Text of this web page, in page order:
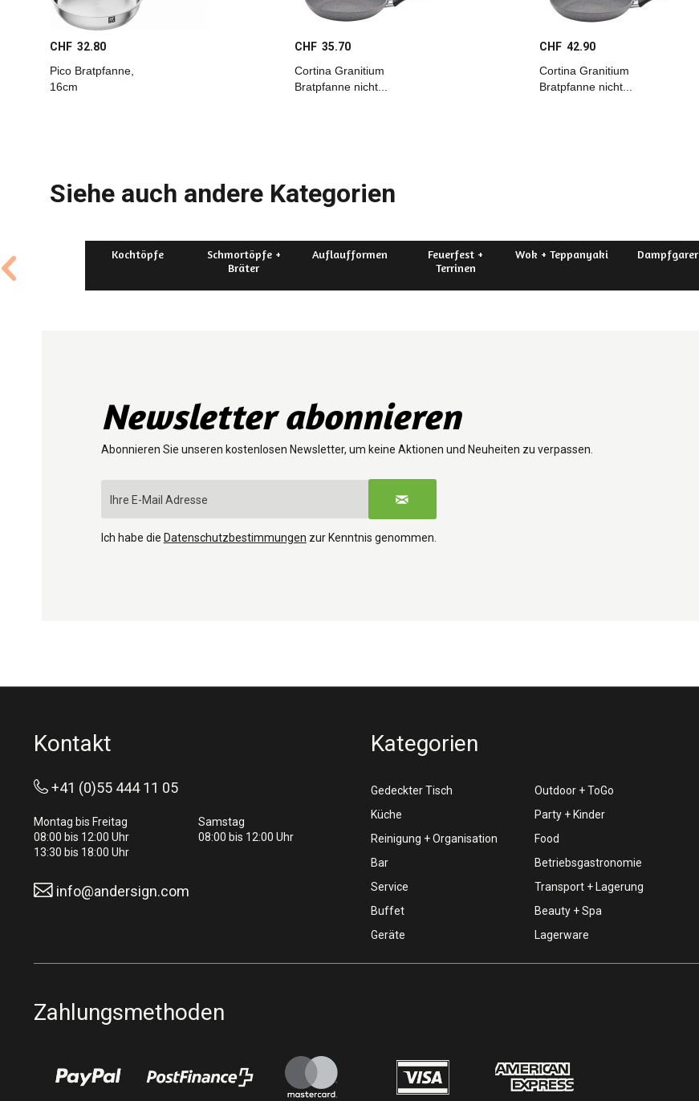
CHF 32.80
Pico Bratpfanne,
16cm
CHF 35.70
Cortina Granitium
Bratpfanne nicht...
CHF 42.90
Cortina Granitium
Bratpfanne nicht...
Siehe auch andere Kategorien
Kochtöpfe
Schmortöpfe +
Bräter
Auflaufformen
Feuerfest +
Terrinen
Wok + Teppanyaki Dampfgarer
Newsletter abonnieren
Abonnieren Sie unseren kostenlosen Newsletter, um keine Aktionen und Neuheiten zu verpassen.
Ich habe die Datenschutzbestimmungen zur Kenntnis genommen.
Kontakt
+41 (0)55 444 11 05
Montag bis Freitag
08:00 bis 12:00 Uhr
13:30 bis 18:00 Uhr
Samstag
08:00 bis 12:00 Uhr
info@andersign.com
Kategorien
Gedeckter Tisch
Outdoor + ToGo
Küche
Party + Kinder
Reinigung + Organisation
Food
Bar
Betriebsgastronomie
Service
Transport + Lagerung
Buffet
Beauty + Spa
Geräte
Lagerware
Zahlungsmethoden